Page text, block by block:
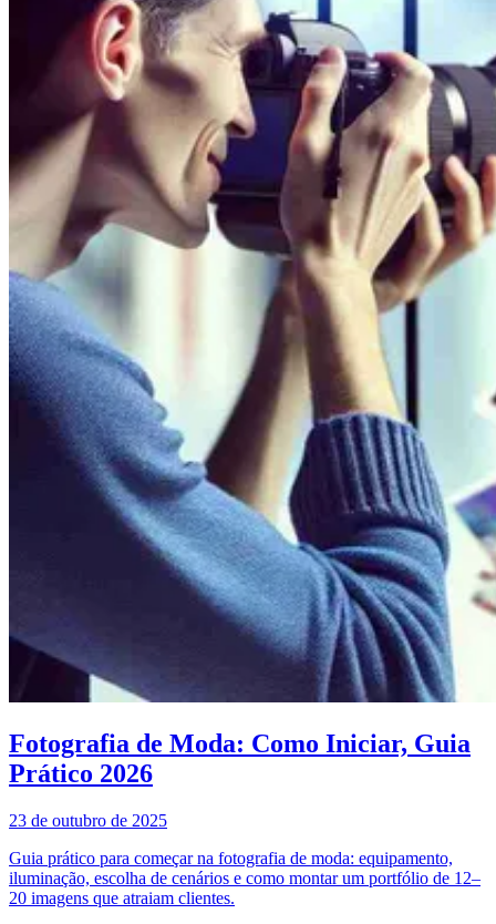
Fotografia de Moda: Como Iniciar, Guia
Prático 2026
23 de outubro de 2025
Guia prático para começar na fotografia de moda: equipamento,
iluminação, escolha de cenários e como montar um portfólio de 12–
20 imagens que atraiam clientes.